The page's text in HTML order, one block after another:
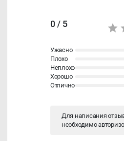
0 / 5
Ужасно
Плохо
Неплохо
Хорошо
Отлично
Для написания
необходимо